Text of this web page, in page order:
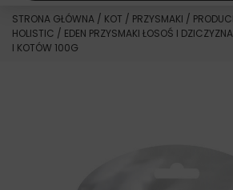
STRONA GŁÓWNA / KOT / PRZYSMAKI /
HOLISTIC / EDEN PRZYSMAKI ŁOSOŚ I
I KOTÓW 100G